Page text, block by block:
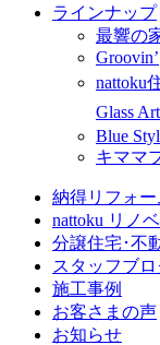
ラインナップ
最響の
Groovin’
nattoku
Glass
Blue
キママ
納得リフォ
nattoku リノベ
分譲住宅･不
スタッフブ
施工事例
お客さまの声
お知らせ